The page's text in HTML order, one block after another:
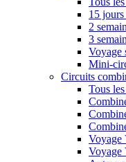
15
2
3
Voyage
Mini-
Circuits
Tous
Voyage
Voyage